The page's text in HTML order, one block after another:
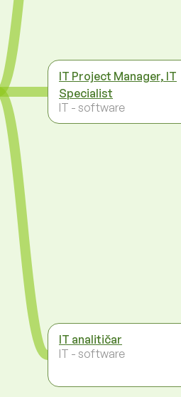
IT Project Manager, IT
Specialist
IT - software
IT analitičar
IT - software